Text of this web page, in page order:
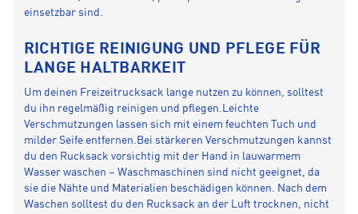
einsetzbar sind.
RICHTIGE REINIGUNG UND PFLEGE FÜR
LANGE HALTBARKEIT
Um deinen Freizeitrucksack lange nutzen zu können, solltest
du ihn regelmäßig reinigen und pflegen.Leichte
Verschmutzungen lassen sich mit einem feuchten Tuch und
milder Seife entfernen.Bei stärkeren Verschmutzungen kannst
du den Rucksack vorsichtig mit der Hand in lauwarmem
Wasser waschen – Waschmaschinen sind nicht geeignet, da
sie die Nähte und Materialien beschädigen können. Nach dem
Waschen solltest du den Rucksack an der Luft trocknen, nicht